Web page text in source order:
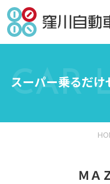
CAR
スーパー乗るだけ
ＭＡ